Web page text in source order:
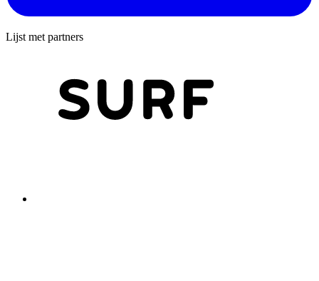
Lijst met partners